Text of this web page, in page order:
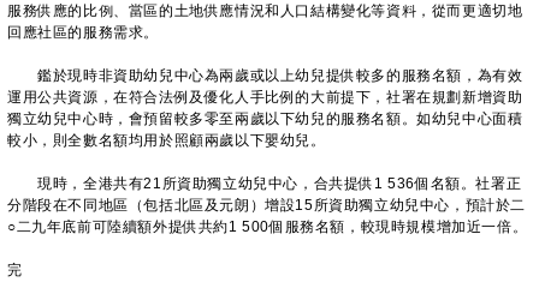
服務供應的比例、當區的土地供應情況和人口結構變化等資料，從而更適切地
回應社區的服務需求。
鑑於現時非資助幼兒中心為兩歲或以上幼兒提供較多的服務名額，為有效
運用公共資源，在符合法例及優化人手比例的大前提下，社署在規劃新增資助
獨立幼兒中心時，會預留較多零至兩歲以下幼兒的服務名額。如幼兒中心面積
較小，則全數名額均用於照顧兩歲以下嬰幼兒。
現時，全港共有21所資助獨立幼兒中心，合共提供1 536個名額。社署正
分階段在不同地區（包括北區及元朗）增設15所資助獨立幼兒中心，預計於二
○二九年底前可陸續額外提供共約1 500個服務名額，較現時規模增加近一倍。
完